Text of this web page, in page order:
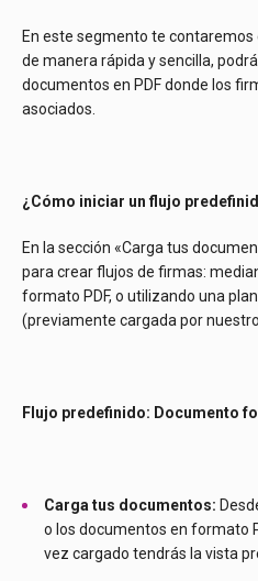
En este segmento te
de manera rápida y sencilla,
documentos en PDF donde los
asociados.
¿Cómo iniciar un flujo
En la sección «Carga tus
para crear flujos de firmas:
formato PDF, o utilizando una
(previamente cargada por
Flujo predefinido: Documento
Carga tus documentos:
o los documentos en formato
vez cargado tendrás la vista